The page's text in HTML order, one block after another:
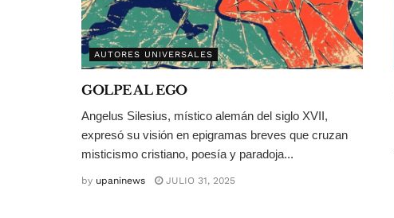
AUTORES UNIVERSALES
GOLPE AL EGO
Angelus Silesius, místico alemán del siglo XVII,
expresó su visión en epigramas breves que cruzan
misticismo cristiano, poesía y paradoja...
by upaninews JULIO 31, 2025